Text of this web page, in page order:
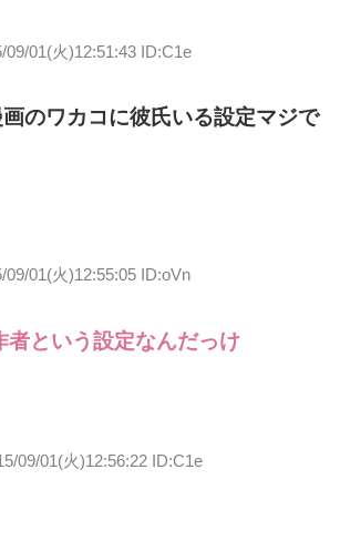
09/01(火)12:51:43 ID:C1e
のワカコに彼氏いる設定マジで
09/01(火)12:55:05 ID:oVn
者という設定なんだっけ
09/01(火)12:56:22 ID:C1e